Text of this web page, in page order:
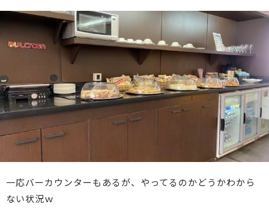
一応バーカウンターもあるが、やってるのかどうかわから
ない状況ｗ